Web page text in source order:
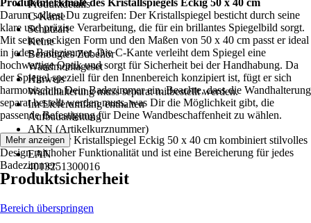
Produktdetails
C-Kante
Schutzart
Keine
Benötigtes Zubehör
Wandmontageset
Hinweis
Wandhalterung muss separat mitbestellt werden.
Im Lieferumfang enthalten
Aufbauanleitung
AKN (Artikelkurznummer)
11YN
EAN
4013251300016
Produktmerkmale des Kristallspiegels Eckig 50 x 40 cm
Darum solltest Du zugreifen: Der Kristallspiegel besticht durch seine
klare und präzise Verarbeitung, die für ein brillantes Spiegelbild sorgt.
Mit seiner eckigen Form und den Maßen von 50 x 40 cm passt er ideal
in jedes Badezimmer. Die C-Kante verleiht dem Spiegel eine
hochwertige Optik und sorgt für Sicherheit bei der Handhabung. Da
der Spiegel speziell für den Innenbereich konzipiert ist, fügt er sich
harmonisch in Dein Badezimmer ein. Beachte, dass die Wandhalterung
separat bestellt werden muss, was Dir die Möglichkeit gibt, die
passende Befestigung für Deine Wandbeschaffenheit zu wählen.
Festgezurrt: Der Kristallspiegel Eckig 50 x 40 cm kombiniert stilvolles
Design mit hoher Funktionalität und ist eine Bereicherung für jedes
Badezimmer.
Mehr anzeigen
Produktsicherheit
Bereich überspringen